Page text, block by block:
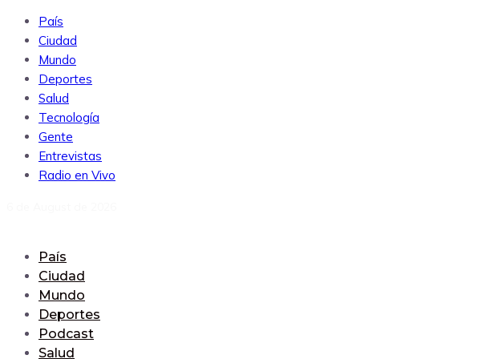
País
Ciudad
Mundo
Deportes
Salud
Tecnología
Gente
Entrevistas
Radio en Vivo
País
Ciudad
Mundo
Deportes
Podcast
Salud